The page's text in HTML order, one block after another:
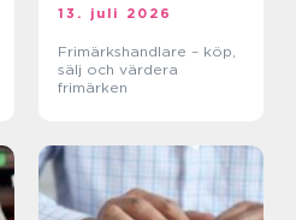
13. juli 2026
Frimärkshandlare – köp,
sälj och värdera
frimärken